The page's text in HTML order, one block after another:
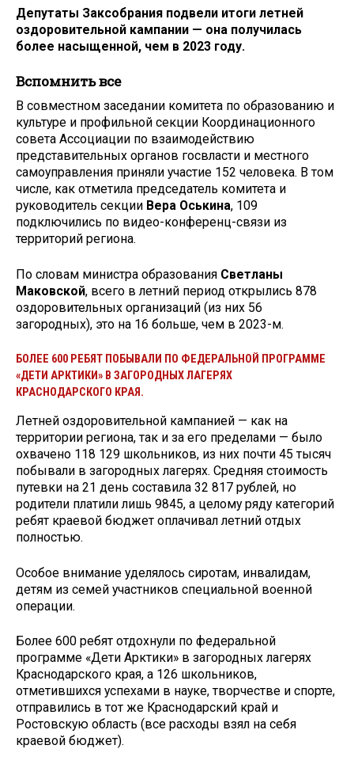
Депутаты Заксобрания подвели итоги летней
оздоровительной кампании — она получилась
более насыщенной, чем в 2023 году.
Вспомнить все
В совместном заседании комитета по образованию и
культуре и профильной секции Координационного
совета Ассоциации по взаимодействию
представительных органов госвласти и местного
самоуправления приняли участие 152 человека. В том
числе, как отметила председатель комитета и
руководитель секции Вера Оськина, 109
подключились по видео-­конференц­-связи из
территорий региона.
По словам министра образования Светланы
Маковской, всего в летний период открылись 878
оздоровительных организаций (из них 56
загородных), это на 16 больше, чем в 2023-­м.
БОЛЕЕ 600 РЕБЯТ ПОБЫВАЛИ ПО ФЕДЕРАЛЬНОЙ ПРОГРАММЕ
«ДЕТИ АРКТИКИ» В ЗАГОРОДНЫХ ЛАГЕРЯХ
КРАСНОДАРСКОГО КРАЯ.
Летней оздоровительной кампанией — как на
территории региона, так и за его пределами — было
охвачено 118 129 школьников, из них почти 45 тысяч
побывали в загородных лагерях. Средняя стоимость
путевки на 21 день составила 32 817 рублей, но
родители платили лишь 9845, а целому ряду категорий
ребят краевой бюджет оплачивал летний отдых
полностью.
Особое внимание уделялось сиротам, инвалидам,
детям из семей участников специальной военной
операции.
Более 600 ребят отдохнули по федеральной
программе «Дети Арктики» в загородных лагерях
Краснодарского края, а 126 школьников,
отметившихся успехами в науке, творчестве и спорте,
отправились в тот же Краснодарский край и
Ростовскую область (все расходы взял на себя
краевой бюджет).